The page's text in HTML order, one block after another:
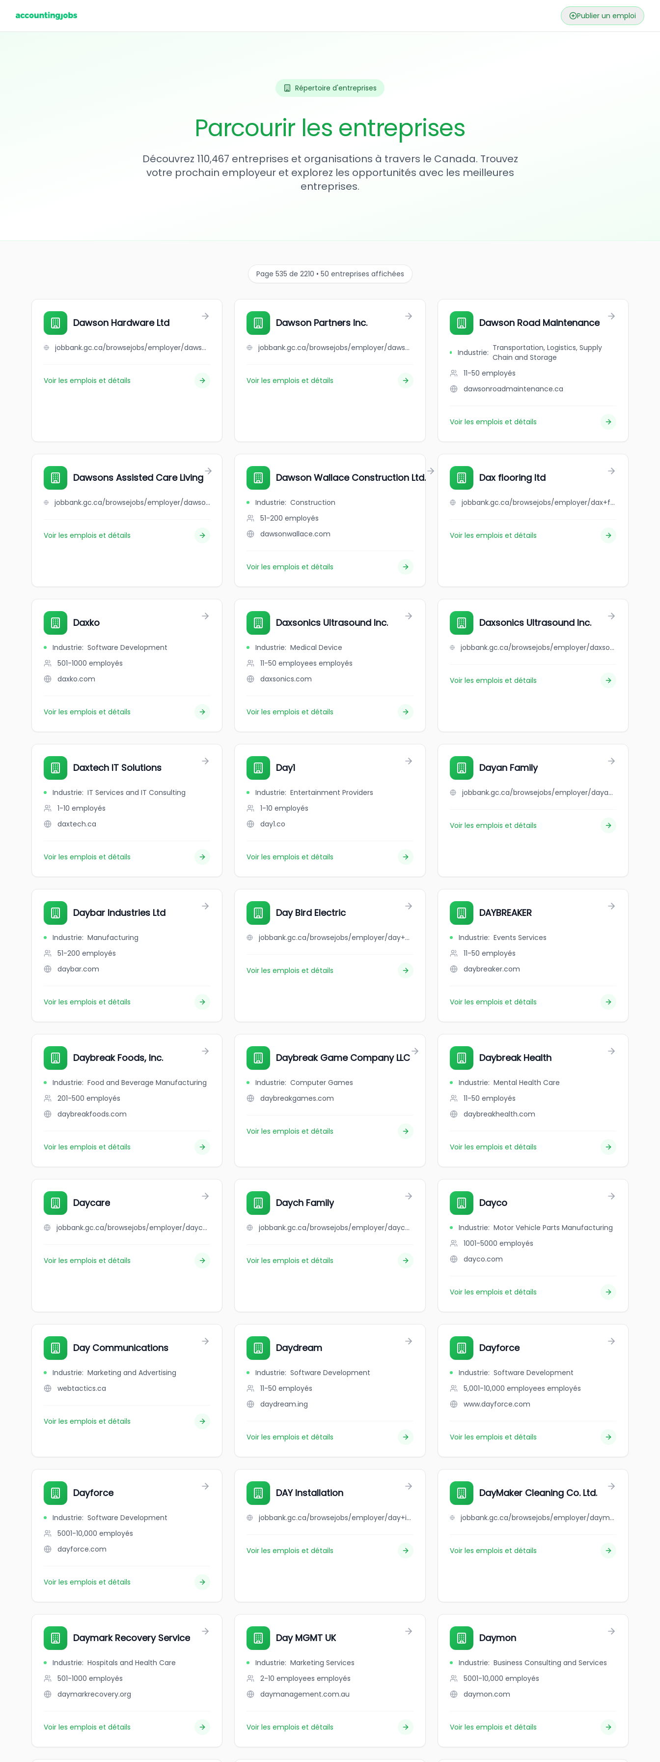
Publier un emploi
Répertoire d'entreprises
Parcourir les entreprises
Découvrez 110,467 entreprises et organisations à travers le Canada. Trouvez
votre prochain employeur et explorez les opportunités avec les meilleures
entreprises.
Page 535 de 2210 • 50 entreprises affichées
Dawson Hardware Ltd
jobbank.gc.ca/browsejobs/employer/dawson+hardware+ltd/ca
Voir les emplois et détails
Dawson Partners Inc.
jobbank.gc.ca/browsejobs/employer/dawson+partners+inc./ca
Voir les emplois et détails
Dawson Road Maintenance
Industrie: Transportation, Logistics, Supply
Chain and Storage
11-50 employés
dawsonroadmaintenance.ca
Voir les emplois et détails
Dawsons Assisted Care Living
jobbank.gc.ca/browsejobs/employer/dawsons+assisted+care+living/ca
Voir les emplois et détails
Dawson Wallace Construction Ltd.
Industrie: Construction
51-200 employés
dawsonwallace.com
Voir les emplois et détails
Dax flooring ltd
jobbank.gc.ca/browsejobs/employer/dax+flooring+ltd/ca
Voir les emplois et détails
Daxko
Industrie: Software Development
501-1000 employés
daxko.com
Voir les emplois et détails
Daxsonics Ultrasound Inc.
Industrie: Medical Device
11-50 employees employés
daxsonics.com
Voir les emplois et détails
Daxsonics Ultrasound Inc.
jobbank.gc.ca/browsejobs/employer/daxsonics+ultrasound+inc./ca
Voir les emplois et détails
Daxtech IT Solutions
Industrie: IT Services and IT Consulting
1-10 employés
daxtech.ca
Voir les emplois et détails
Day1
Industrie: Entertainment Providers
1-10 employés
day1.co
Voir les emplois et détails
Dayan Family
jobbank.gc.ca/browsejobs/employer/dayan+family/ca
Voir les emplois et détails
Daybar Industries Ltd
Industrie: Manufacturing
51-200 employés
daybar.com
Voir les emplois et détails
Day Bird Electric
jobbank.gc.ca/browsejobs/employer/day+bird+electric/ca
Voir les emplois et détails
DAYBREAKER
Industrie: Events Services
11-50 employés
daybreaker.com
Voir les emplois et détails
Daybreak Foods, Inc.
Industrie: Food and Beverage Manufacturing
201-500 employés
daybreakfoods.com
Voir les emplois et détails
Daybreak Game Company LLC
Industrie: Computer Games
daybreakgames.com
Voir les emplois et détails
Daybreak Health
Industrie: Mental Health Care
11-50 employés
daybreakhealth.com
Voir les emplois et détails
Daycare
jobbank.gc.ca/browsejobs/employer/daycare/ca
Voir les emplois et détails
Daych Family
jobbank.gc.ca/browsejobs/employer/daych+family/ca
Voir les emplois et détails
Dayco
Industrie: Motor Vehicle Parts Manufacturing
1001-5000 employés
dayco.com
Voir les emplois et détails
Day Communications
Industrie: Marketing and Advertising
webtactics.ca
Voir les emplois et détails
Daydream
Industrie: Software Development
11-50 employés
daydream.ing
Voir les emplois et détails
Dayforce
Industrie: Software Development
5,001-10,000 employees employés
www.dayforce.com
Voir les emplois et détails
Dayforce
Industrie: Software Development
5001-10,000 employés
dayforce.com
Voir les emplois et détails
DAY Installation
jobbank.gc.ca/browsejobs/employer/day+installation/ca
Voir les emplois et détails
DayMaker Cleaning Co. Ltd.
jobbank.gc.ca/browsejobs/employer/daymaker+cleaning+co.+ltd./ca
Voir les emplois et détails
Daymark Recovery Service
Industrie: Hospitals and Health Care
501-1000 employés
daymarkrecovery.org
Voir les emplois et détails
Day MGMT UK
Industrie: Marketing Services
2-10 employees employés
daymanagement.com.au
Voir les emplois et détails
Daymon
Industrie: Business Consulting and Services
5001-10,000 employés
daymon.com
Voir les emplois et détails